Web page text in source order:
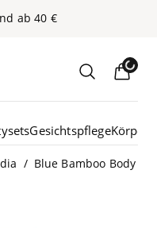
ab40 €
Gesichtspflege
/ Blue Bamboo Body